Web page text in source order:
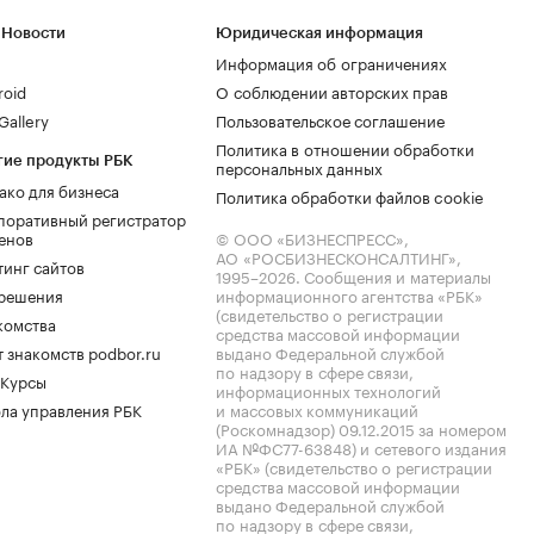
продукты РБК
для бизнеса
регистратор
сайтов
знакомств podbor.ru
управления РБК
Юридическая информация
Информация об ограничениях
О соблюдении авторских прав
Пользовательское соглашение
Политика в отношении обработки
персональных данных
Политика обработки файлов cookie
© ООО «БИЗНЕСПРЕСС»,
АО «РОСБИЗНЕСКОНСАЛТИНГ»,
1995–2026. Сообщения и материалы
информационного агентства «РБК»
(свидетельство о регистрации
средства массовой информации
выдано Федеральной службой
по надзору в сфере связи,
информационных технологий
и массовых коммуникаций
(Роскомнадзор) 09.12.2015 за номером
ИА №ФС77-63848) и сетевого издания
«РБК» (свидетельство о регистрации
средства массовой информации
выдано Федеральной службой
по надзору в сфере связи,